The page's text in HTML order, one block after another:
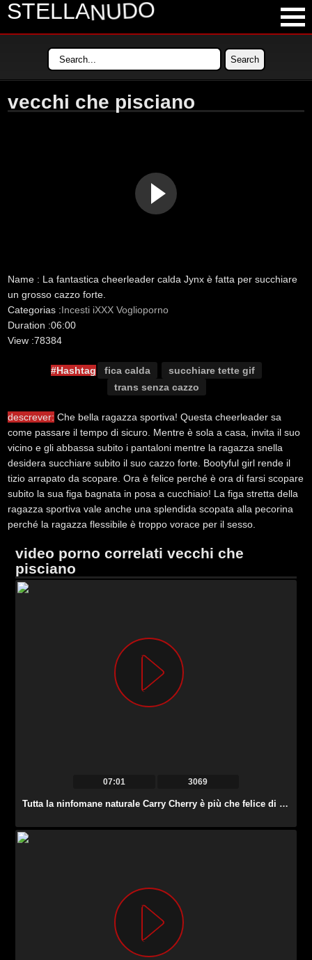
STELLANUDO
LATEST VIDEOS
LONGEST VIDEOS
vecchi che pisciano
Name : La fantastica cheerleader calda Jynx è fatta per succhiare
un grosso cazzo forte.
Categorias :Incesti iXXX Voglioporno
Duration :06:00
View :78384
#Hashtag fica calda
succhiare tette gif
trans senza cazzo
descrever: Che bella ragazza sportiva! Questa cheerleader sa
come passare il tempo di sicuro. Mentre è sola a casa, invita il suo
vicino e gli abbassa subito i pantaloni mentre la ragazza snella
desidera succhiare subito il suo cazzo forte. Bootyful girl rende il
tizio arrapato da scopare. Ora è felice perché è ora di farsi scopare
subito la sua figa bagnata in posa a cucchiaio! La figa stretta della
ragazza sportiva vale anche una splendida scopata alla pecorina
perché la ragazza flessibile è troppo vorace per il sesso.
video porno correlati vecchi che
pisciano
07:01 3069
Tutta la ninfomane naturale Carry Cherry è più che felice di cavalcare un cazzo forte.